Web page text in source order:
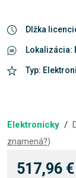
Dlžka
Lokalizácia:
Typ:
Elektronicky /
znamená?)
517,96 €